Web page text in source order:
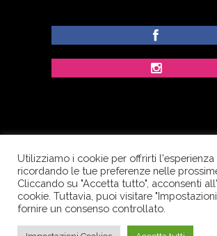
© Copyright Dolcezze di Ferrentino A.
IT02609400656 - Tutti i diritti
Corso Palatucci, 65 - 84013 Cava de’
Italia
Utilizziamo i cookie per offrirti
ricordando le tue preferenze nelle
Cliccando su "Accetta tutto", acconsenti
cookie. Tuttavia, puoi visitare
fornire un consenso controllato.